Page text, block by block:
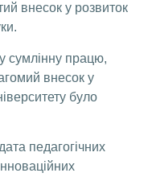
внесок у розвиток
сумлінну працю,
внесок у
було
педагогічних